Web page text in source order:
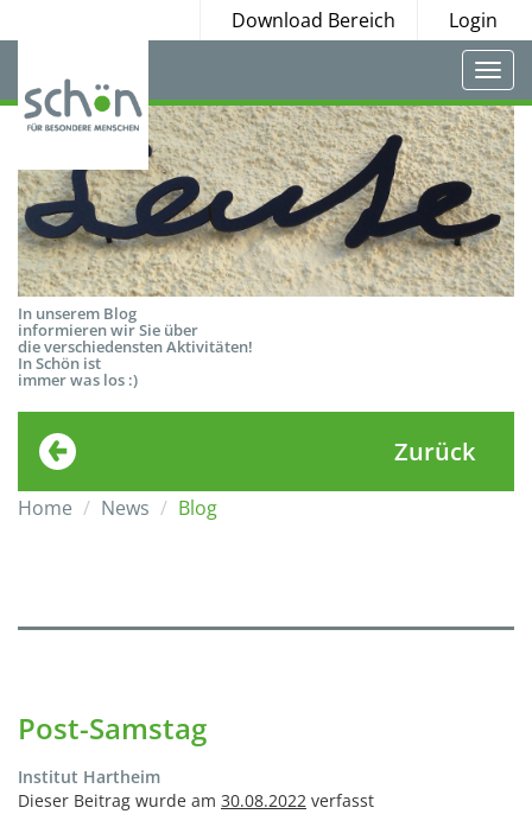
Download Bereich Login
In unserem Blog
informieren wir Sie über
die verschiedensten Aktivitäten!
In Schön ist
immer was los :)
Zurück
Home News Blog
Post-Samstag
Institut Hartheim
Dieser Beitrag wurde am 30.08.2022 verfasst